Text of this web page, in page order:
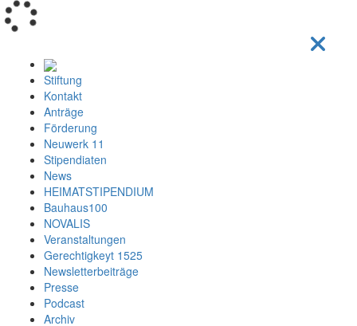
Stiftung
Kontakt
Anträge
Förderung
Neuwerk 11
Stipendiaten
News
HEIMATSTIPENDIUM
Bauhaus100
NOVALIS
Veranstaltungen
Gerechtigkeyt 1525
Newsletterbeiträge
Presse
Podcast
Archiv